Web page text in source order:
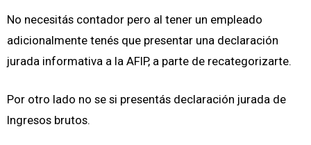
No necesitás contador pero al tener un empleado
adicionalmente tenés que presentar una declaración
jurada informativa a la AFIP, a parte de recategorizarte.
Por otro lado no se si presentás declaración jurada de
Ingresos brutos.